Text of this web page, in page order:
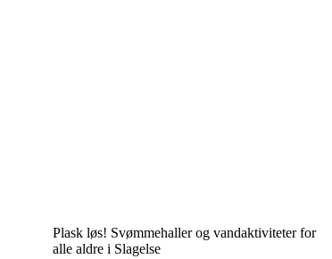
Plask løs! Svømmehaller og vandaktiviteter for
alle aldre i Slagelse